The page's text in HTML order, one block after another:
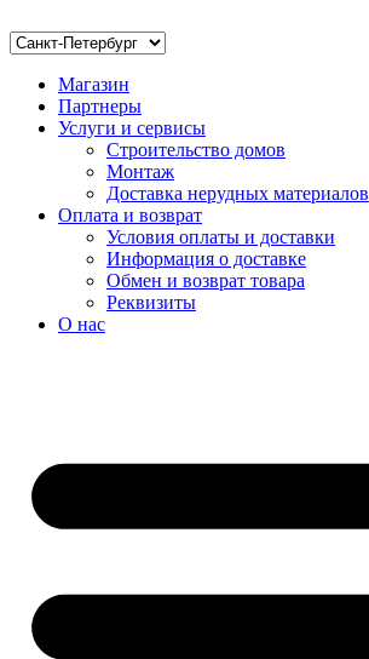
Магазин
Партнеры
Услуги и сервисы
Строительство домов
Монтаж
Доставка нерудных материалов
Оплата и возврат
Условия оплаты и доставки
Информация о доставке
Обмен и возврат товара
Реквизиты
О нас